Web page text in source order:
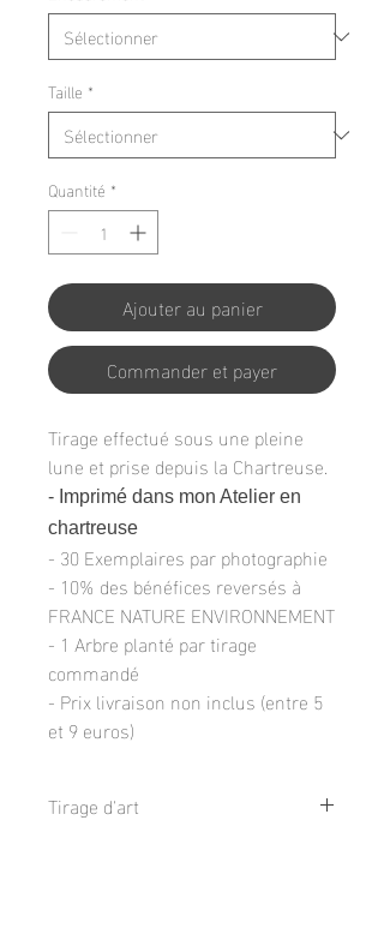
Taille *
Quantité *
Ajouter au panier
Commander et payer
Tirage effectué sous une pleine
lune et prise depuis la Chartreuse.
- Imprimé dans mon Atelier en
chartreuse
- 30 Exemplaires par photographie
- 10% des bénéfices reversés à
FRANCE NATURE ENVIRONNEMENT
- 1 Arbre planté par tirage
commandé
- Prix livraison non inclus (entre 5
et 9 euros)
Tirage d'art